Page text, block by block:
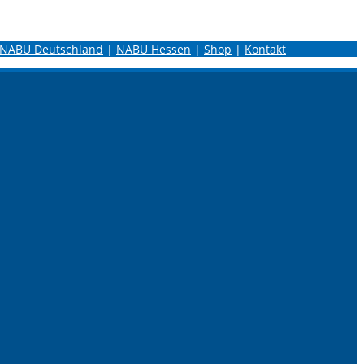
NABU Deutschland | NABU Hessen | Shop | Kontakt